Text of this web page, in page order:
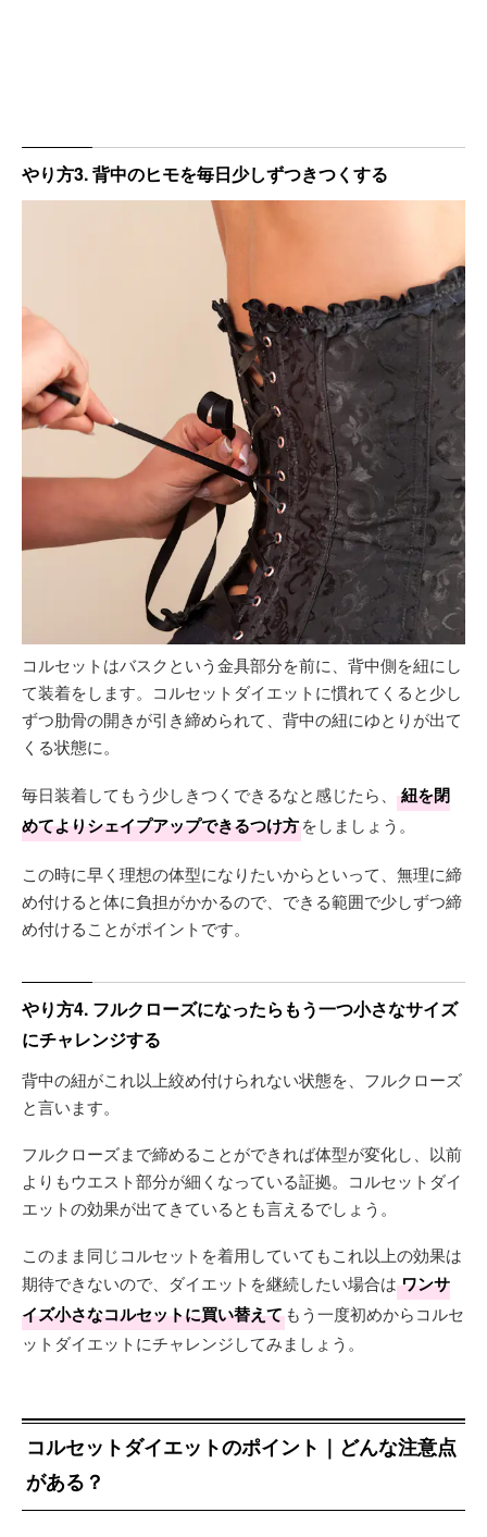
やり方3. 背中のヒモを毎日少しずつきつくする
コルセットはバスクという金具部分を前に、背中側を紐にし
て装着をします。コルセットダイエットに慣れてくると少し
ずつ肋骨の開きが引き締められて、背中の紐にゆとりが出て
くる状態に。
毎日装着してもう少しきつくできるなと感じたら、
紐を閉
めてよりシェイプアップできるつけ方をしましょう。
この時に早く理想の体型になりたいからといって、無理に締
め付けると体に負担がかかるので、できる範囲で少しずつ締
め付けることがポイントです。
やり方4. フルクローズになったらもう一つ小さなサイズ
にチャレンジする
背中の紐がこれ以上絞め付けられない状態を、フルクローズ
と言います。
フルクローズまで締めることができれば体型が変化し、以前
よりもウエスト部分が細くなっている証拠。コルセットダイ
エットの効果が出てきているとも言えるでしょう。
このまま同じコルセットを着用していてもこれ以上の効果は
期待できないので、ダイエットを継続したい場合は ワンサ
イズ小さなコルセットに買い替えて もう一度初めからコルセ
ットダイエットにチャレンジしてみましょう。
コルセットダイエットのポイント｜どんな注意点
がある？